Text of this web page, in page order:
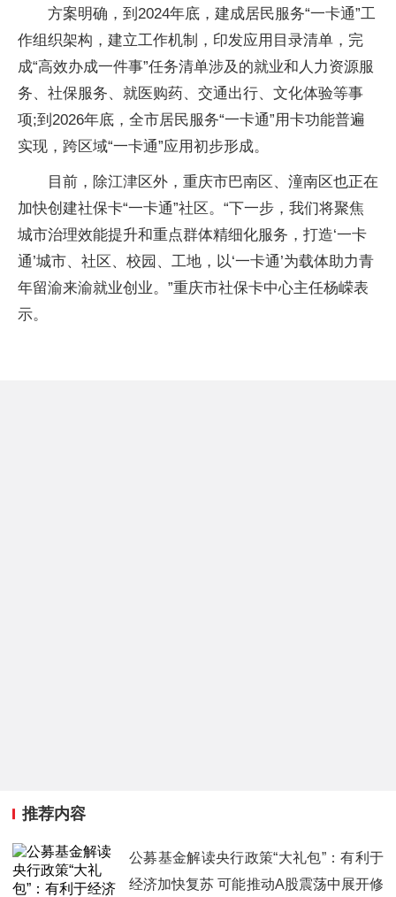
方案明确，到2024年底，建成居民服务“一卡通”工
作组织架构，建立工作机制，印发应用目录清单，完
成“高效办成一件事”任务清单涉及的就业和人力资源服
务、社保服务、就医购药、交通出行、文化体验等事
项;到2026年底，全市居民服务“一卡通”用卡功能普遍
实现，跨区域“一卡通”应用初步形成。
目前，除江津区外，重庆市巴南区、潼南区也正在
加快创建社保卡“一卡通”社区。“下一步，我们将聚焦
城市治理效能提升和重点群体精细化服务，打造‘一卡
通’城市、社区、校园、工地，以‘一卡通’为载体助力青
年留渝来渝就业创业。”重庆市社保卡中心主任杨嵘表
示。
推荐内容
公募基金解读央行政策“大礼包”：有利于
经济加快复苏 可能推动A股震荡中展开修